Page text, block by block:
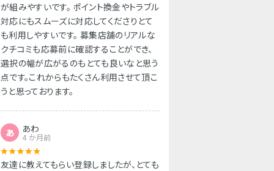
が組みやすいです。 ポイント換金やトラブル
対応にもスムーズに対応してくださりとて
も利用しやすいです。 募集店舗のリアルな
クチコミも応募前に確認することができ、
選択の幅が広がるのもとても良いなと思う
点です。これからもたくさん利用させて頂こ
うと思っております。
あ あわ
4 か月前
友達に教えてもらい登録しましたが、とても